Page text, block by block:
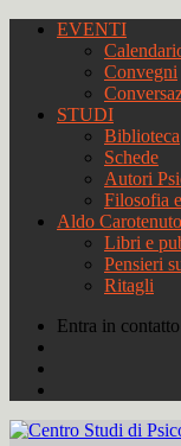
EVENTI
Convegni
STUDI
Biblioteca
Schede
Autori
Filosofia
Aldo Carotenuto
Libri e
Pensieri
Ritagli
Entra in